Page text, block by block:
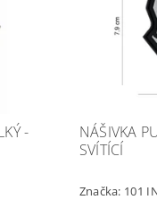
-
NÁŠIVKA
SVÍTÍCÍ
Značka: 101